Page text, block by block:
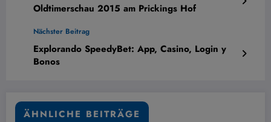
Oldtimerschau 2015 am Prickings Hof
Nächster Beitrag
Explorando SpeedyBet: App, Casino, Login y
Bonos
ÄHNLICHE BEITRÄGE